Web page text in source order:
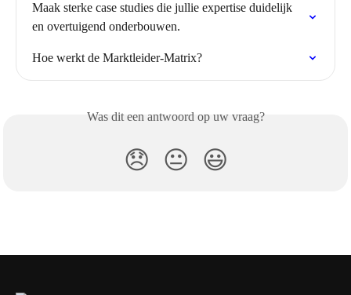
Maak sterke case studies die jullie expertise duidelijk
en overtuigend onderbouwen.
Hoe werkt de Marktleider-Matrix?
Was dit een antwoord op uw vraag?
😞 😐 😃